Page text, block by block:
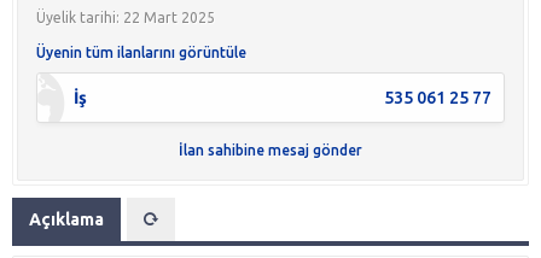
Üyelik tarihi: 22 Mart 2025
Üyenin tüm ilanlarını görüntüle
İş 535 061 25 77
İlan sahibine mesaj gönder
Açıklama